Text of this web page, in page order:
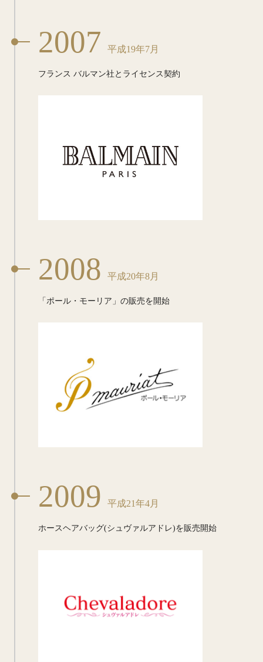
2007 平成19年7月
フランス バルマン社と ライセンス契約
2008 平成20年8月
「ポール・モーリア」の販売を開始
2009 平成21年4月
ホースヘアバッグ(シュヴァルアドレ)を販売開始